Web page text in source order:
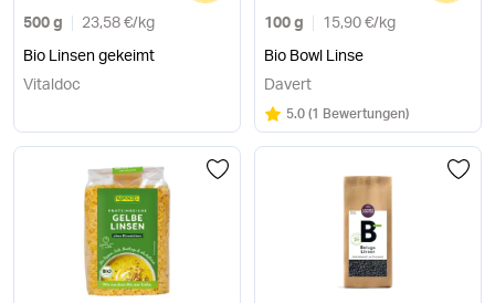
500 g 23,58 €/ kg
Bio Linsen gekeimt
Vitaldoc
100 g 15,90 €/ kg
Bio Bowl Linse
Davert
Bewertung:
5.0/5
(1 Bewertungen)